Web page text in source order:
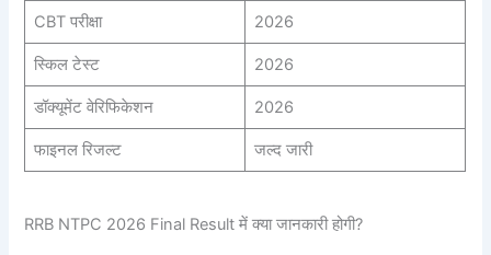
CBT परीक्षा 2026
स्किल टेस्ट 2026
डॉक्यूमेंट वेरिफिकेशन 2026
फाइनल रिजल्ट जल्द जारी
RRB NTPC 2026 Final Result में क्या जानकारी होगी?